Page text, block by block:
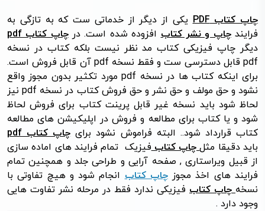
چاپ کتاب PDF
یکی از دیگر از خدماتی ست که به تازگی به
فرایندچاپ و نشر کتابافزوده شده است. درچاپ کتاب pdf
دیگر چاپ فیزیکی کتاب مد نظر نیست بلکه کتاب در نسخه
pdf قابل دسترسی ست و فقط نسخه pdf آن قابل فروش است.
برای اینکه کتاب ها در نسخه pdf مورد تکثیر بدون مجوز واقع
نشود و حق مولف و حق نشر و حق فروش کتاب در نسخه pdf نیز
لحاظ شود باید نسخه غیر قابل پرینت کتاب برای فروش لحاظ
شود و یا کتاب برای مطالعه و فروش در اپلیکیشن های مطالعه
کتاب قرارداد شود.. البته فراموش نشود برایچاپ کتاب pdf
باید دقیقا مثلچاپ کتابفیزیک تمام فرایند های اماده سازی
از قبیل ویراستاری , صفحه آرایی و طراحی جلد و همچنین تمام
فرایند های اخذ مجوزچاپ کتابانجام شود و هیچ تفاوتی با
نسخهچاپ کتاب فیزیکی ندارد فقط در مرحله نشر تفاوت هایی
وجود دارد .